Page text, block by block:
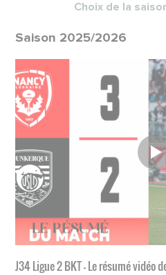
Choix de la
Saison 2025/2026
J34 Ligue 2 BKT - Le résumé vidéo